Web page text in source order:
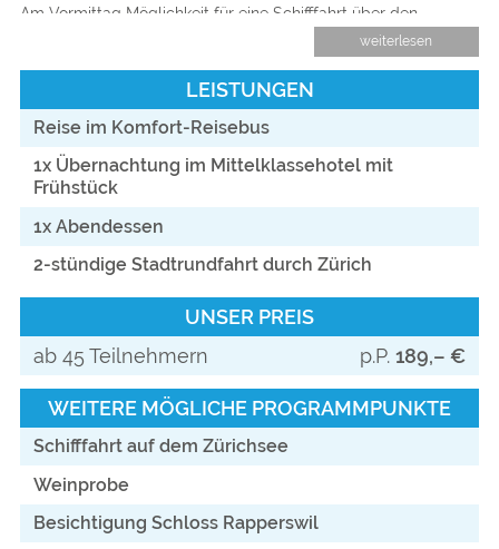
Am Vormittag Möglichkeit für eine Schifffahrt über den
Zürichsee nach Rapperswil. Mit einer Seefläche von rund 88
km² ist der Zürichsee der fünftgrößte See der Schweiz. In
Rapperswil bestimmen die Rosen das Bild der Stadt. Wegen
ihrem südländischen Charme wird die obere Gegend am
Zürichsee auch als Riviera bezeichnet. Schlendern Sie durch
die Gassen der denkmalgeschützten Altstadt und besuchen
Sie die blühenden Rosengärten. Über der Stadt thront das
Schloss. Vom Schlosshügel bietet sich uns ein herrlicher
Panoramablick über das Züricher Oberland. Nicht verpassen
gegenüberliegende Ufer führt eine Holzbrücke, die längste
Holzbrücke in der Schweiz. Am späteren Nachmittag werfen
wir einen letzten Blick auf den Zürichsee und treten die
Heimreise an.
weiterlesen
LEISTUNGEN
Reise im Komfort-Reisebus
1x Übernachtung im Mittelklassehotel mit
Frühstück
1x Abendessen
2-stündige Stadtrundfahrt durch Zürich
UNSER PREIS
ab 45 Teilnehmern
p.P. 189,– €
WEITERE MÖGLICHE PROGRAMMPUNKTE
Schifffahrt auf dem Zürichsee
Weinprobe
Besichtigung Schloss Rapperswil